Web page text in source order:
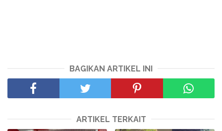
BAGIKAN ARTIKEL INI
ARTIKEL TERKAIT